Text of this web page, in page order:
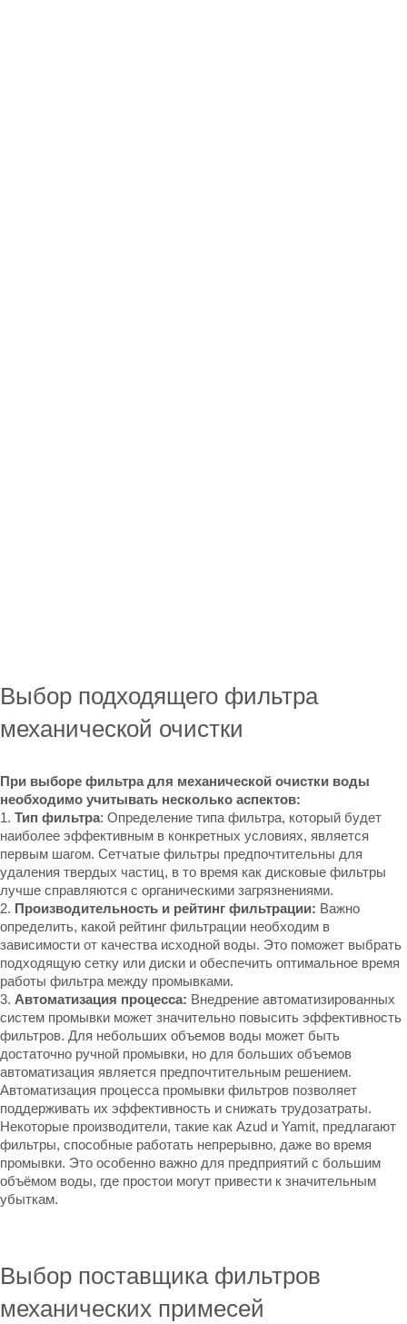
Выбор подходящего фильтра
механической очистки
При выборе фильтра для механической очистки воды
необходимо учитывать несколько аспектов:
1. Тип фильтра: Определение типа фильтра, который будет
наиболее эффективным в конкретных условиях, является
первым шагом. Сетчатые фильтры предпочтительны для
удаления твердых частиц, в то время как дисковые фильтры
лучше справляются с органическими загрязнениями.
2. Производительность и рейтинг фильтрации: Важно
определить, какой рейтинг фильтрации необходим в
зависимости от качества исходной воды. Это поможет выбрать
подходящую сетку или диски и обеспечить оптимальное время
работы фильтра между промывками.
3. Автоматизация процесса: Внедрение автоматизированных
систем промывки может значительно повысить эффективность
фильтров. Для небольших объемов воды может быть
достаточно ручной промывки, но для больших объемов
автоматизация является предпочтительным решением.
Автоматизация процесса промывки фильтров позволяет
поддерживать их эффективность и снижать трудозатраты.
Некоторые производители, такие как Azud и Yamit, предлагают
фильтры, способные работать непрерывно, даже во время
промывки. Это особенно важно для предприятий с большим
объёмом воды, где простои могут привести к значительным
убыткам.
Выбор поставщика фильтров
механических примесей